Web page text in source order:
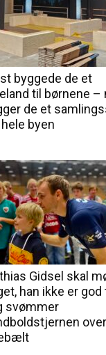
byggede de et
til børnene –
de et
byen
Gidsel skal
han ikke er god
svømmer
over